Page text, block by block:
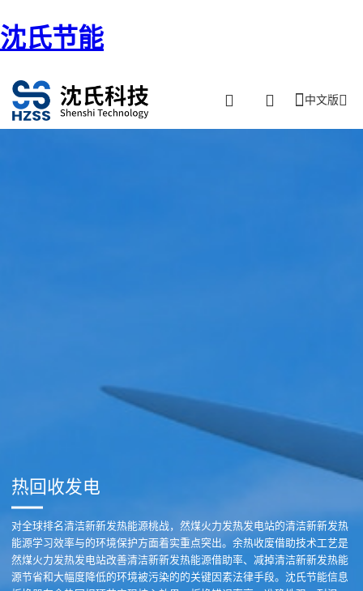
沈氏节能
中文版
热回收发电
对全球排名清洁新新发热能源桃战，然煤火力发热发电站的清洁新新发热
能源学习效率与的环境保护方面着实重点突出。余热收废借助技术工艺是
然煤火力发热发电站改善清洁新新发热能源借助率、减掉清洁新新发热能
源节省和大幅度降低的环境被污染的的关键因素法律手段。沈氏节能信息